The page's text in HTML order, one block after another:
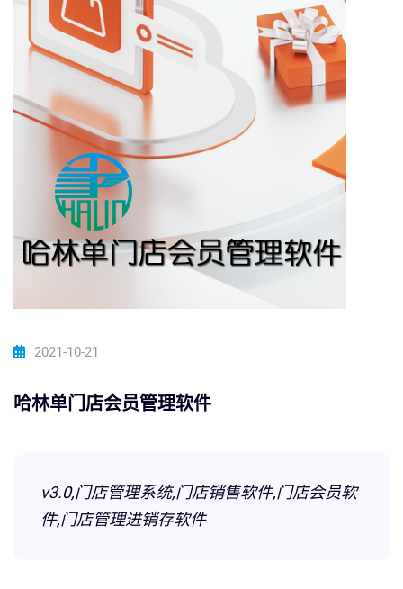
2021-10-21
哈林单门店会员管理软件
v3.0,门店管理系统,门店销售软件,门店会员软
件,门店管理进销存软件